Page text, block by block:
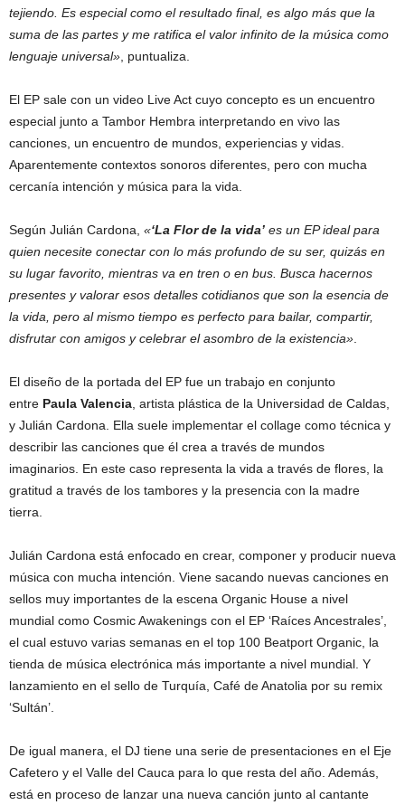
tejiendo. Es especial como el resultado final, es algo más que la
suma de las partes y me ratifica el valor infinito de la música como
lenguaje universal», puntualiza.
El EP sale con un video Live Act cuyo concepto es un encuentro
especial junto a Tambor Hembra interpretando en vivo las
canciones, un encuentro de mundos, experiencias y vidas.
Aparentemente contextos sonoros diferentes, pero con mucha
cercanía intención y música para la vida.
Según Julián Cardona, «‘La Flor de la vida’ es un EP ideal para
quien necesite conectar con lo más profundo de su ser, quizás en
su lugar favorito, mientras va en tren o en bus. Busca hacernos
presentes y valorar esos detalles cotidianos que son la esencia de
la vida, pero al mismo tiempo es perfecto para bailar, compartir,
disfrutar con amigos y celebrar el asombro de la existencia».
El diseño de la portada del EP fue un trabajo en conjunto
entre Paula Valencia, artista plástica de la Universidad de Caldas,
y Julián Cardona. Ella suele implementar el collage como técnica y
describir las canciones que él crea a través de mundos
imaginarios. En este caso representa la vida a través de flores, la
gratitud a través de los tambores y la presencia con la madre
tierra.
Julián Cardona está enfocado en crear, componer y producir nueva
música con mucha intención. Viene sacando nuevas canciones en
sellos muy importantes de la escena Organic House a nivel
mundial como Cosmic Awakenings con el EP ‘Raíces Ancestrales’,
el cual estuvo varias semanas en el top 100 Beatport Organic, la
tienda de música electrónica más importante a nivel mundial. Y
lanzamiento en el sello de Turquía, Café de Anatolia por su remix
‘Sultán’.
De igual manera, el DJ tiene una serie de presentaciones en el Eje
Cafetero y el Valle del Cauca para lo que resta del año. Además,
está en proceso de lanzar una nueva canción junto al cantante